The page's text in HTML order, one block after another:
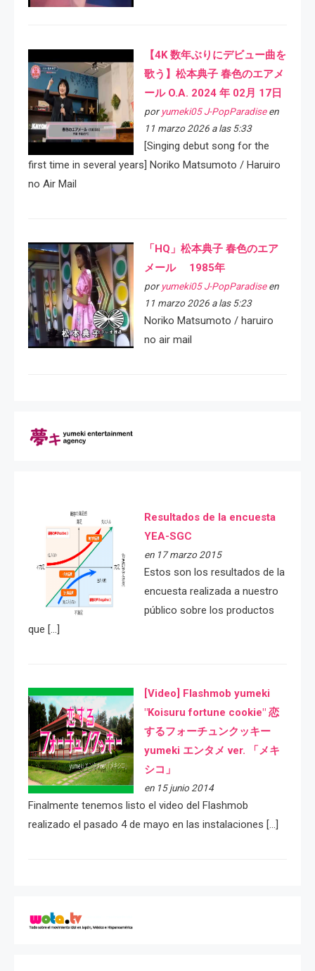
【4K 数年ぶりにデビュー曲を
歌う】松本典子 春色のエアメ
ール O.A. 2024 年 02月 17日
por yumeki05 J-PopParadiseen
11 marzo 2026 a las 5:33
[Singing debut song for the
first time in several years] Noriko Matsumoto / Haruiro
no Air Mail
「HQ」松本典子 春色のエア
メール 1985年
por yumeki05 J-PopParadiseen
11 marzo 2026 a las 5:23
Noriko Matsumoto / haruiro
no air mail
Resultados de la encuesta
YEA-SGC
en 17 marzo 2015
Estos son los resultados de la
encuesta realizada a nuestro
público sobre los productos
que […]
[Video] Flashmob yumeki
"Koisuru fortune cookie" 恋
するフォーチュンクッキー
yumeki エンタメ ver. 「メキ
シコ」
en 15 junio 2014
Finalmente tenemos listo el video del Flashmob
realizado el pasado 4 de mayo en las instalaciones […]